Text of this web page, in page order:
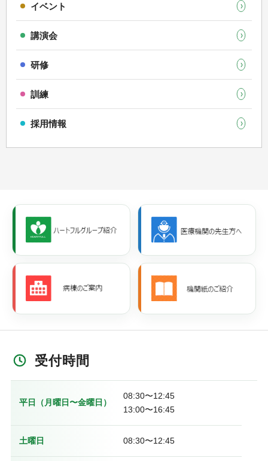
イベント
講演会
研修
訓練
採用情報
受付時間
平日（月曜日〜金曜日）
08:30〜12:45
13:00〜16:45
土曜日 08:30〜12:45